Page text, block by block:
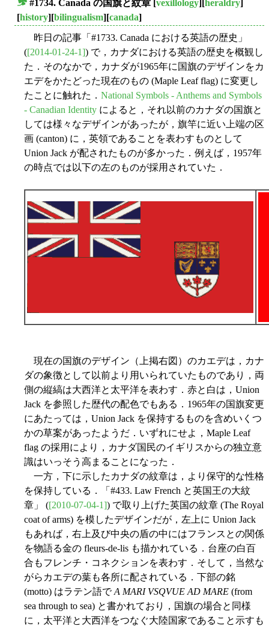
#1734. Canada の国旗と紋章 vexillology heraldry
[history][bilingualism][canada]
昨日の記事「#1733. Canada における英語の歴史」
([2014-01-24-1]) で，カナダにおける英語の歴史を概観し
た．そのなかで，カナダが1965年に国旗のデザインをカ
エデをかたどった現在のもの (Maple Leaf flag) に変更し
たことに触れた． National Symbols - Anthems and Symbols
- Canadian Identity によると，それ以前のカナダの国旗と
しては様々なデザインがあったが，旗竿に近い上端の区
画 (canton) に，英領であることを表わすものとして
Union Jack が配されたものが多かった．例えば，1957年
の時点では以下の左のものが採用されていた．
現在の国旗のデザイン（上掲右図）のカエデは，カナ
ダの象徴として以前より用いられていたものであり，両
側の縦縞は大西洋と太平洋を表わす．赤と白は，Union
Jack を参照した歴代の配色でもある．1965年の国旗変更
にあたっては，Union Jack を保持するものを含めいくつ
かの草案があったようだ．いずれにせよ，Maple Leaf
flag の採用により，カナダ国民のイギリスからの独立意
識はいっそう高まることになった．
一方，下に示したカナダの紋章は，より保守的な性格
を保持している．「#433. Law French と英国王の大紋
章」 ([2010-07-04-1]) で取り上げた英国の紋章 (The Royal
coat of arms) を模したデザインだが，左上に Union Jack
もあれば，右上及び中央の盾の中にはフランスとの関係
を物語る金の fleurs-de-lis も描かれている．台座の白百
合もフレンチ・コネクションを表わす．そして，当然な
がらカエデの葉も各所に配されている．下部の銘
(motto) はラテン語でA MARI VSQVUE AD MARE (from
sea through to sea) と書かれており，国旗の場合と同様
に，太平洋と大西洋をつなぐ大陸国家であること示すも